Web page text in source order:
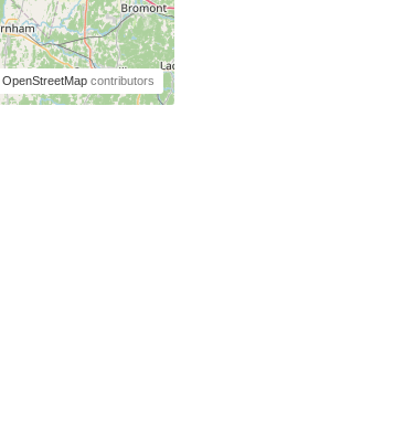
OpenStreetMapcontributors